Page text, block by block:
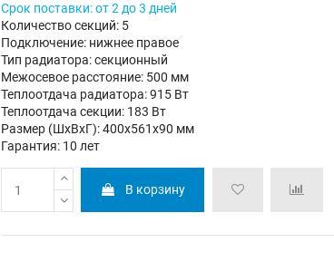
Срок поставки: от 2 до 3 дней
Количество секций: 5
Подключение: нижнее правое
Тип радиатора: секционный
Межосевое расстояние: 500 мм
Теплоотдача радиатора: 915 Вт
Теплоотдача секции: 183 Вт
Размер (ШхВхГ): 400х561х90 мм
Гарантия: 10 лет
В корзину